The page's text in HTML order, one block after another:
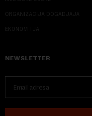
ORGANIZACIJA DOGADJAJA
EKONOM I JA
NEWSLETTER